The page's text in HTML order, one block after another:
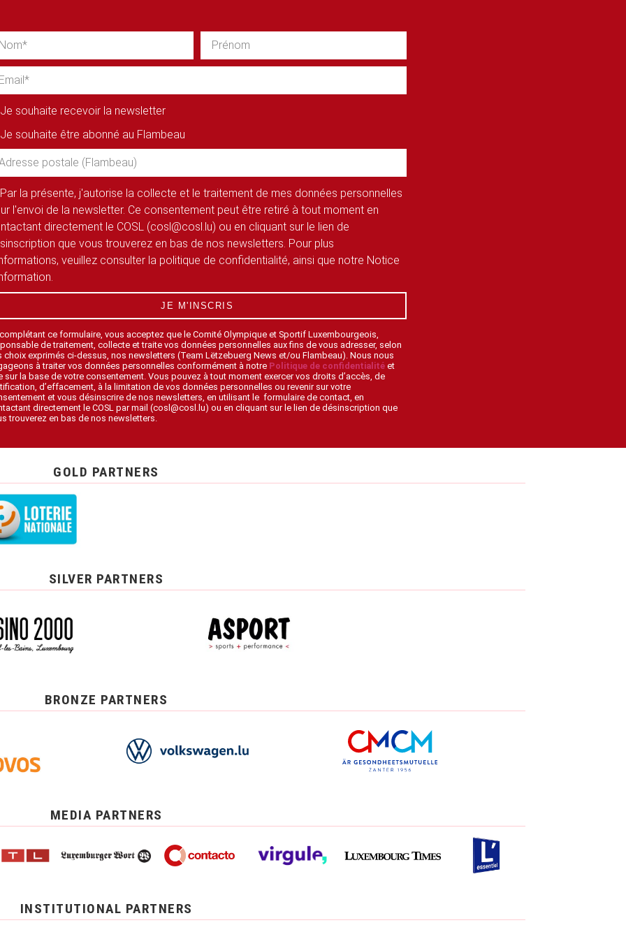
Je souhaite recevoir la newsletter
Je souhaite être abonné au Flambeau
Par la présente, j'autorise la collecte et le traitement de mes données personnelles
l'envoi de la newsletter. Ce consentement peut être retiré à tout moment en
directement le COSL (cosl@cosl.lu) ou en cliquant sur le lien de
que vous trouverez en bas de nos newsletters. Pour plus
veuillez consulter la politique de confidentialité, ainsi que notre Notice
JE M'INSCRIS
ce formulaire, vous acceptez que le Comité Olympique et Sportif Luxembourgeois,
de traitement, collecte et traite vos données personnelles aux fins de vous adresser, selon
choix exprimés ci-dessus, nos newsletters (Team Lëtzebuerg News et/ou Flambeau). Nous nous
à traiter vos données personnelles conformément à notre Politique de confidentialité et
sur la base de votre consentement. Vous pouvez à tout moment exercer vos droits d’accès, de
d’effacement, à la limitation de vos données personnelles ou revenir sur votre
et vous désinscrire de nos newsletters, en utilisant le formulaire de contact, en
directement le COSL par mail (cosl@cosl.lu) ou en cliquant sur le lien de désinscription que
trouverez en bas de nos newsletters.
GOLD PARTNERS
SILVER PARTNERS
BRONZE PARTNERS
MEDIA PARTNERS
INSTITUTIONAL PARTNERS